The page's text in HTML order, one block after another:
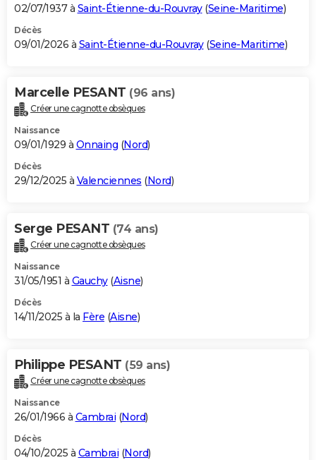
GUIDES D'ACHAT
BONS PLANS
Carte de Noël
Carte Bonne année
Carte Saint-Valentin
Carte Pâques
Carte d'anniversaire
DICTIONNAIRE
Dictionnaire
Biographies
Citations
Expressions
Proverbes
PROGRAMME TV
S'inscrire
Se connecter
Lycées
Collèges
Primaires
Universités
Entreprises
Service militaire
Avis de recherche
AVIS DE DÉCÈS
Bricolage
Lifestyle
Culture
Sport
Auto
Television
Voyage
Cinema
02/07/1937 à Saint-Étienne-du-Rouvray(Seine-Maritime)
Décès
09/01/2026 à Saint-Étienne-du-Rouvray(Seine-Maritime)
Marcelle PESANT (96 ans)
Créer une cagnotte obsèques
Naissance
09/01/1929 à Onnaing (Nord)
Décès
29/12/2025 à Valenciennes (Nord)
Serge PESANT (74 ans)
Créer une cagnotte obsèques
Naissance
31/05/1951 à Gauchy(Aisne)
Décès
14/11/2025 à la Fère (Aisne)
Philippe PESANT (59 ans)
Créer une cagnotte obsèques
Naissance
26/01/1966 à Cambrai (Nord)
Décès
04/10/2025 à Cambrai (Nord)